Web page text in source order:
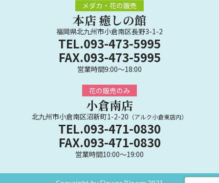
メダカ・花の販売
本店 癒しの館
福岡県北九州市小倉南区長野3-1-2
TEL.093-473-5995
FAX.093-473-5995
営業時間9:00～18:00
花の販売のみ
小倉南店
北九州市小倉南区沼新町1-2-20 （アルク小倉東店内）
TEL.093-471-0830
FAX.093-471-0830
営業時間10:00～19:00